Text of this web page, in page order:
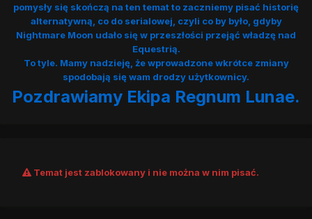
pomysły się skończą na ten temat to zaczniemy pisać historię
alternatywną, co do serialowej, czyli co by było, gdyby
Nightmare Moon udało się w przeszłości przejąć władzę nad
Equestrią.
To tyle. Mamy nadzieję, że wprowadzone wkrótce zmiany
spodobają się wam drodzy użytkownicy.
Pozdrawiamy Ekipa Regnum Lunae.
Temat jest zablokowany i nie można w nim pisać.